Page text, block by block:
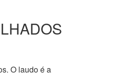
O laudo é a